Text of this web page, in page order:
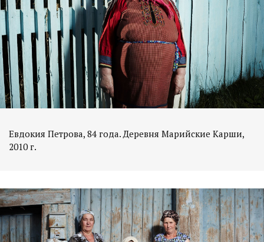
Евдокия Петрова, 84 года. Деревня Марийские Карши,
2010 г.